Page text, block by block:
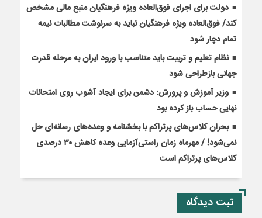
دولت برای اجرای فوق‌العاده ویژه فرهنگیان منبع مالی مشخص
کند/ فوق‌العاده ویژه فرهنگیان نباید به سرنوشت مطالبات نیمه‌
تمام دچار شود
نظام تعلیم و تربیت باید متناسب با ورود ایران به مرحله قدرت
جهانی بازطراحی شود
وزیر آموزش و پرورش: دشمن برای ایجاد آشوب روی امتحانات
نهایی حساب باز کرده بود
بحران کلاس‌های پرتراکم با بخشنامه و وعده‌های رسانه‌ای حل
نمی‌شود! / مهرماه زمان راستی‌آزمایی وعده کاهش ۳۰ درصدی
کلاس‌های پرتراکم است
ثبت دیدگاه